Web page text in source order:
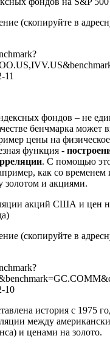
(скопируйте в
11
фондов – не
бенчмарка может
цены на
функция -
. С помощью
как со временем
золотом и акциями.
(скопируйте в
10
история с 1975
между
и ценами на золото.